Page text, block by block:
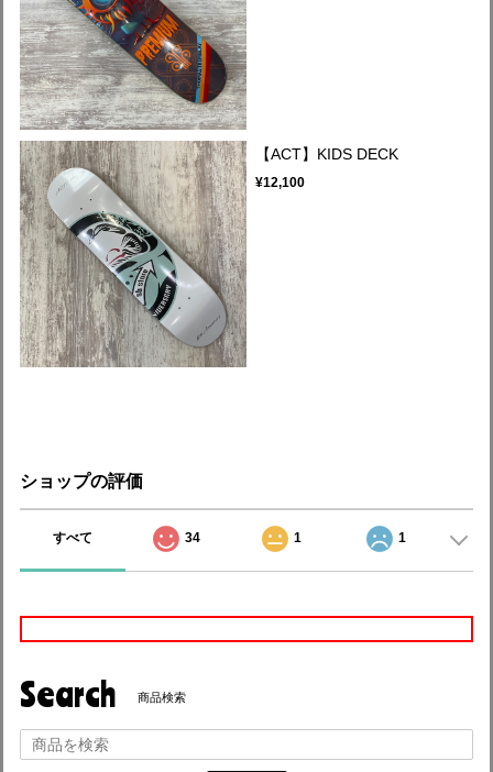
【ACT】KIDS DECK
¥12,100
ショップの評価
すべて 34 1 1
Search 商品検索